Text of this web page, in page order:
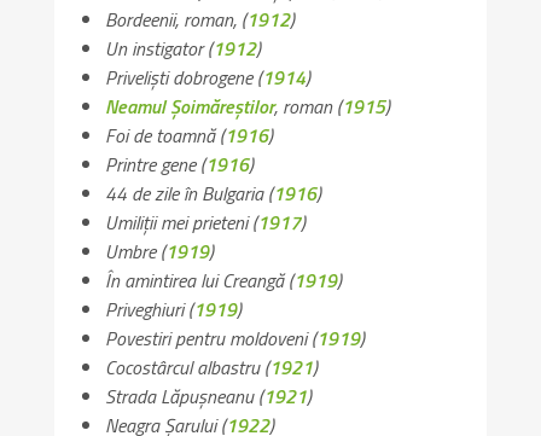
Bordeenii, roman, (1912)
Un instigator(1912)
Priveliști dobrogene(1914)
Neamul Șoimăreștilor, roman (1915)
Foi de toamnă(1916)
Printre gene(1916)
44 de zile în Bulgaria(1916)
Umiliții mei prieteni(1917)
Umbre(1919)
În amintirea lui Creangă(1919)
Priveghiuri(1919)
Povestiri pentru moldoveni(1919)
Cocostârcul albastru(1921)
Strada Lăpușneanu(1921)
Neagra Șarului(1922)